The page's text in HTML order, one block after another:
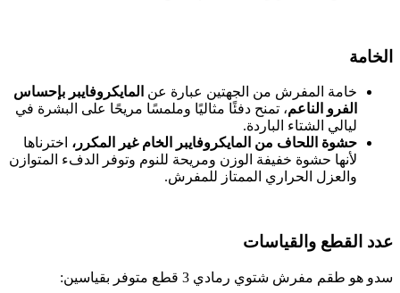
الخامة
خامة المفرش من الجهتين عبارة عن المايكروفايبر بإحساس
الفرو الناعم، تمنح دفئًا مثاليًا وملمسًا مريحًا على البشرة في
ليالي الشتاء الباردة.
حشوة اللحاف من المايكروفايبر الخام غير المكرر، اخترناها
لأنها حشوة خفيفة الوزن ومريحة للنوم وتوفر الدفء المتوازن
والعزل الحراري الممتاز للمفرش.
عدد القطع والقياسات
سدو هو طقم مفرش شتوي رمادي 3 قطع متوفر بقياسين: